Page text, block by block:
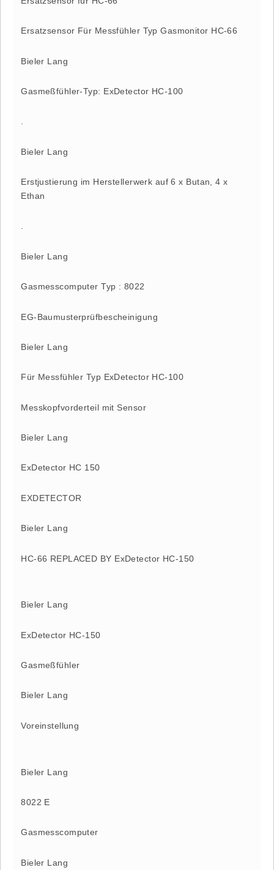
Ersatzsensor Für Messfühler Typ Gasmonitor HC-66
Bieler Lang
Gasmeßfühler-Typ: ExDetector HC-100
.
Bieler Lang
Erstjustierung im Herstellerwerk auf 6 x Butan, 4 x
Ethan
.
Bieler Lang
Gasmesscomputer Typ : 8022
EG-Baumusterprüfbescheinigung
Bieler Lang
Für Messfühler Typ ExDetector HC-100
Messkopfvorderteil mit Sensor
Bieler Lang
ExDetector HC 150
EXDETECTOR
Bieler Lang
HC-66 REPLACED BY ExDetector HC-150
Bieler Lang
ExDetector HC-150
Gasmeßfühler
Bieler Lang
Voreinstellung
Bieler Lang
8022 E
Gasmesscomputer
Bieler Lang